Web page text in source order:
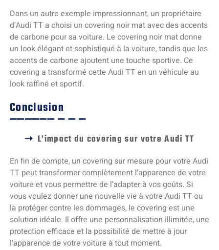
Dans un autre exemple impressionnant, un propriétaire
d’Audi TT a choisi un covering noir mat avec des accents
de carbone pour sa voiture. Le covering noir mat donne
un look élégant et sophistiqué à la voiture, tandis que les
accents de carbone ajoutent une touche sportive. Ce
covering a transformé cette Audi TT en un véhicule au
look raffiné et sportif.
Conclusion
L’impact du covering sur votre Audi TT
En fin de compte, un covering sur mesure pour votre Audi
TT peut transformer complètement l’apparence de votre
voiture et vous permettre de l’adapter à vos goûts. Si
vous voulez donner une nouvelle vie à votre Audi TT ou
la protéger contre les dommages, le covering est une
solution idéale. Il offre une personnalisation illimitée, une
protection efficace et la possibilité de mettre à jour
l’apparence de votre voiture à tout moment.